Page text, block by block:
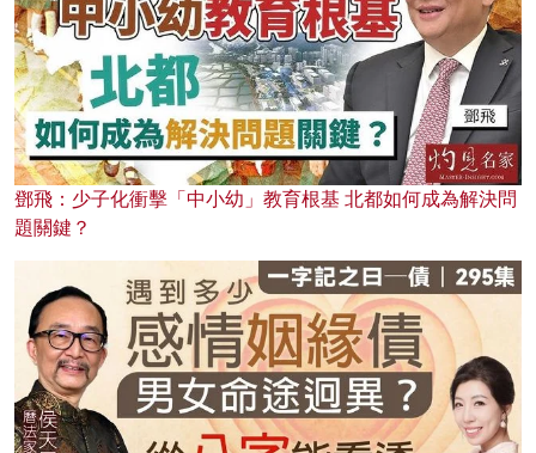
鄧飛：少子化衝擊「中小幼」教育根基 北都如何成為解決問
題關鍵？